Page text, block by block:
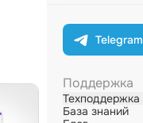
Telegram
Поддержка
Техподдержка
База знаний